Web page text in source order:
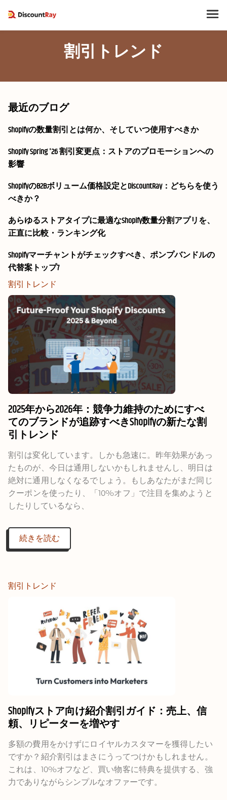
割引トレンド
割引トレンド
2025年から2026年：競争力維持のためにすべ
てのブランドが追跡すべきShopifyの新たな割
引トレンド
割引は変化しています。しかも急速に。昨年効果があっ
たものが、今日は通用しないかもしれませんし、明日は
絶対に通用しなくなるでしょう。もしあなたがまだ同じ
クーポンを使ったり、「10%オフ」で注目を集めようと
したりしているなら、
続きを読む
割引トレンド
Shopifyストア向け紹介割引ガイド：売上、信
頼、リピーターを増やす
多額の費用をかけずにロイヤルカスタマーを獲得したい
ですか？紹介割引はまさにうってつけかもしれません。
これは、10%オフなど、買い物客に特典を提供する、強
力でありながらシンプルなオファーです。
最近のブログ
Shopifyの数量割引とは何か、そしていつ使用すべきか
Shopify Spring '26 割引変更点：ストアのプロモーションへの
影響
ShopifyのB2Bボリューム価格設定とDiscountRay：どちらを使う
べきか？
あらゆるストアタイプに最適なShopify数量分割アプリを、
正直に比較・ランキング化
Shopifyマーチャントがチェックすべき、ポンプバンドルの
代替案トップ7